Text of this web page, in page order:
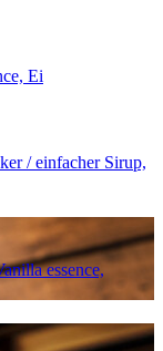
Ei
/ einfacher Sirup,
essence,